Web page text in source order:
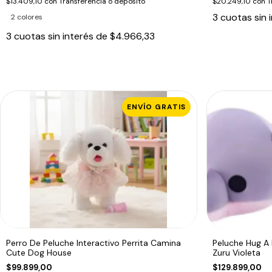
2 colores
3 cuotas sin interés de $4.966,33
3 cuotas sin
ENVÍO GRATIS
Perro De Peluche Interactivo Perrita Camina
Cute Dog House
$99.899,00
Peluche Hug
Zuru Violeta
$129.899,00